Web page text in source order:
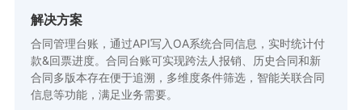
解决方案
合同管理台账，通过API写入OA系统合同信息，实时统计付
款&回票进度。合同台账可实现跨法人报销、历史合同和新
合同多版本存在便于追溯，多维度条件筛选，智能关联合同
信息等功能，满足业务需要。